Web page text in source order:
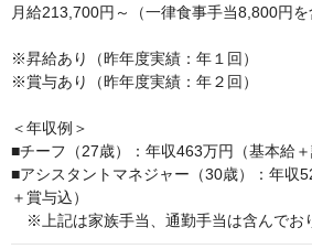
月給213,700円～（一律食事手当8,800円
※昇給あり（昨年度実績：年１回）
※賞与あり（昨年度実績：年２回）
＜年収例＞
■チーフ（27歳）：年収463万円（基本給＋
■アシスタントマネジャー（30歳）：年収
＋賞与込）
※上記は家族手当、通勤手当は含んでお